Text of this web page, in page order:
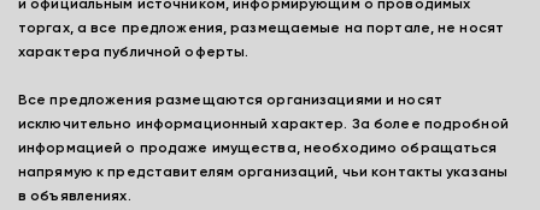
и официальным источником, информирующим о проводимых
торгах, а все предложения, размещаемые на портале, не носят
характера публичной оферты.
Все предложения размещаются организациями и носят
исключительно информационный характер. За более подробной
информацией о продаже имущества, необходимо обращаться
напрямую к представителям организаций, чьи контакты указаны
в объявлениях.